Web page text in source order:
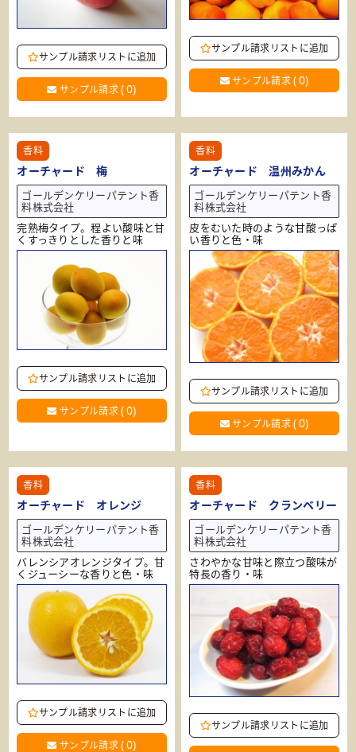
サンプル請求リストに追加
サンプル請求(0)
サンプル請求リストに追加
サンプル請求(0)
香料
オーチャード 梅
ゴールデンケリーパテント香
料株式会社
完熟梅タイプ。程よい酸味と甘
くすっきりとした香りと味
サンプル請求リストに追加
サンプル請求(0)
香料
オーチャード 温州みかん
ゴールデンケリーパテント香
料株式会社
皮をむいた時のような甘酸っぱ
い香りと色・味
サンプル請求リストに追加
サンプル請求(0)
香料
オーチャード オレンジ
ゴールデンケリーパテント香
料株式会社
バレンシアオレンジタイプ。甘
くジューシーな香りと色・味
サンプル請求リストに追加
サンプル請求(0)
香料
オーチャード クランベリー
ゴールデンケリーパテント香
料株式会社
さわやかな甘味と際立つ酸味が
特長の香り・味
サンプル請求リストに追加